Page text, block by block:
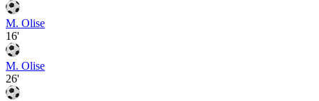
M. Olise
16'
M. Olise
26'